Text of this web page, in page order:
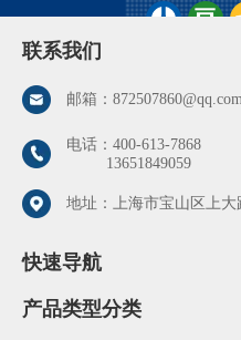
联系我们
邮箱：
电话： 400-613-7868
13651849059
地址：上海市宝山区上大
快速导航
产品类型分类